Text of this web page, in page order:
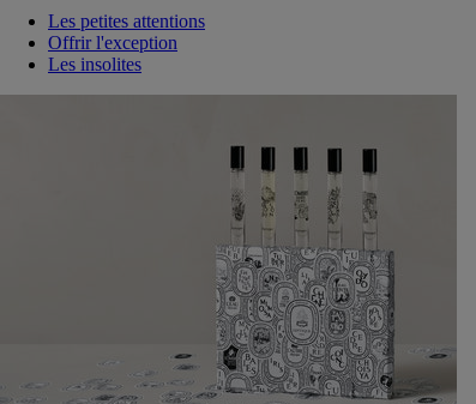
Les petites attentions
Offrir l'exception
Les insolites